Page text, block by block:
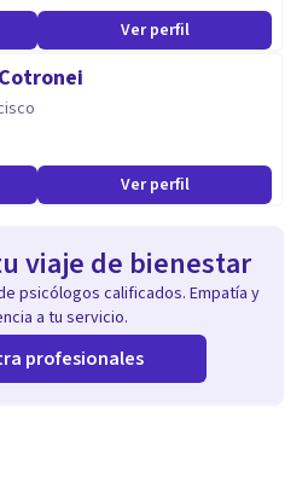
Ver perfil
Ver perfil
viaje de bienestar
psicólogos calificados. Empatía y
a tu servicio.
profesionales